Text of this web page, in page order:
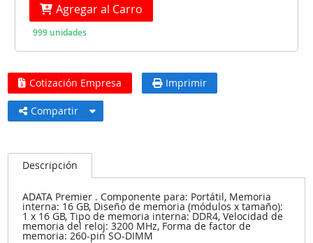
Agregar al Carro
999 unidades
Cotización Empresa Imprimir
Compartir
Descripción
ADATA Premier . Componente para: Portátil, Memoria
interna: 16 GB, Diseño de memoria (módulos x tamaño):
1 x 16 GB, Tipo de memoria interna: DDR4, Velocidad de
memoria del reloj: 3200 MHz, Forma de factor de
memoria: 260-pin SO-DIMM